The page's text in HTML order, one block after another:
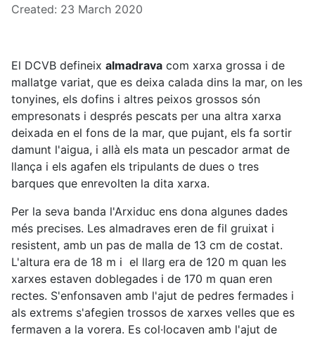
Created: 23 March 2020
El DCVB defineix almadrava com xarxa grossa i de
mallatge variat, que es deixa calada dins la mar, on les
tonyines, els dofins i altres peixos grossos són
empresonats i després pescats per una altra xarxa
deixada en el fons de la mar, que pujant, els fa sortir
damunt l'aigua, i allà els mata un pescador armat de
llança i els agafen els tripulants de dues o tres
barques que enrevolten la dita xarxa.
Per la seva banda l'Arxiduc ens dona algunes dades
més precises. Les almadraves eren de fil gruixat i
resistent, amb un pas de malla de 13 cm de costat.
L'altura era de 18 m i el llarg era de 120 m quan les
xarxes estaven doblegades i de 170 m quan eren
rectes. S'enfonsaven amb l'ajut de pedres fermades i
als extrems s'afegien trossos de xarxes velles que es
fermaven a la vorera. Es col·locaven amb l'ajut de